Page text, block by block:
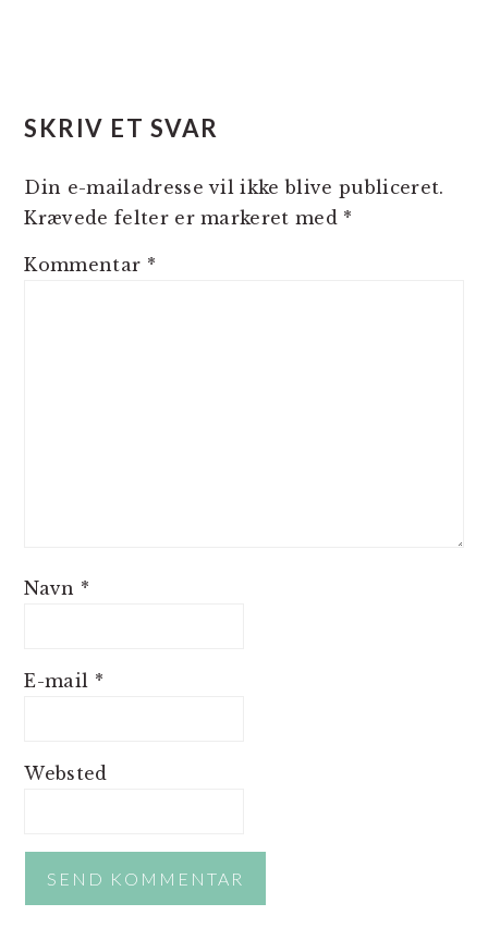
SKRIV ET SVAR
Din e-mailadresse vil ikke blive publiceret.
Krævede felter er markeret med *
Kommentar *
Navn *
E-mail *
Websted